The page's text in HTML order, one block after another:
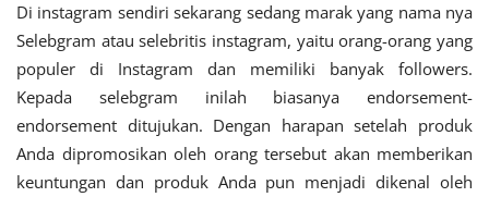
Di instagram sendiri sekarang sedang marak yang nama nya
Selebgram atau selebritis instagram, yaitu orang-orang yang
populer di Instagram dan memiliki banyak followers.
Kepada selebgram inilah biasanya endorsement-
endorsement ditujukan. Dengan harapan setelah produk
Anda dipromosikan oleh orang tersebut akan memberikan
keuntungan dan produk Anda pun menjadi dikenal oleh